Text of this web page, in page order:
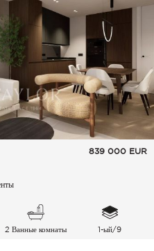
839 000 EUR
2 Ванные комнаты 1-ый/9